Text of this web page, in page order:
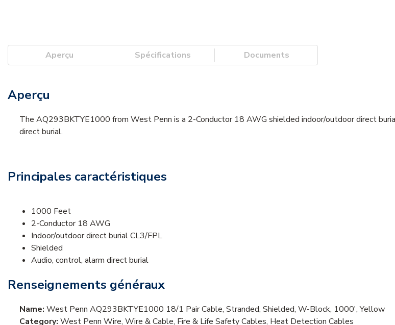
Aperçu Spécifications Documents
Aperçu
The AQ293BKTYE1000 from West Penn is a 2-Conductor 18 AWG shielded indoor/outdoor direct
direct burial.
Principales caractéristiques
1000 Feet
2-Conductor 18 AWG
Indoor/outdoor direct burial CL3/FPL
Shielded
Audio, control, alarm direct burial
Renseignements généraux
Name: West Penn AQ293BKTYE1000 18/1 Pair Cable, Stranded, Shielded, W-Block, 1000', Yellow
Category: West Penn Wire, Wire & Cable, Fire & Life Safety Cables, Heat Detection Cables